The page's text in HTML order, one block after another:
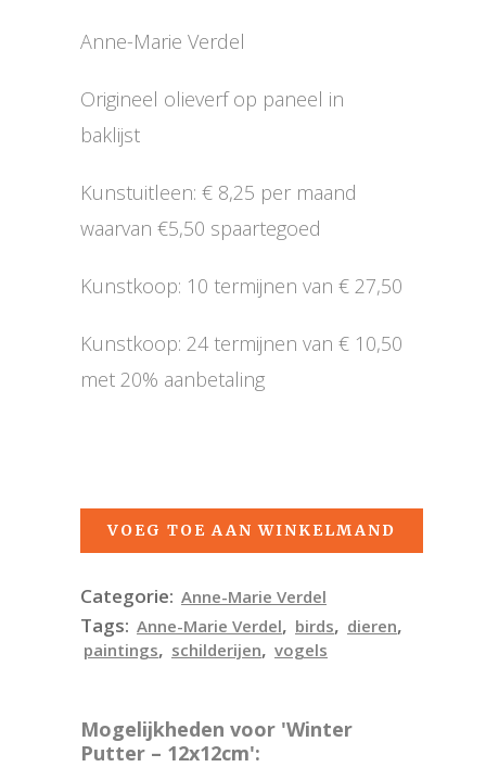
Anne-Marie Verdel
Origineel olieverf op paneel in
baklijst
Kunstuitleen: € 8,25 per maand
waarvan €5,50 spaartegoed
Kunstkoop: 10 termijnen van € 27,50
Kunstkoop: 24 termijnen van € 10,50
met 20% aanbetaling
VOEG TOE AAN WINKELMAND
Categorie: Anne-Marie Verdel
Tags: Anne-Marie Verdel, birds, dieren,
paintings, schilderijen, vogels
Mogelijkheden voor 'Winter
Putter – 12x12cm':